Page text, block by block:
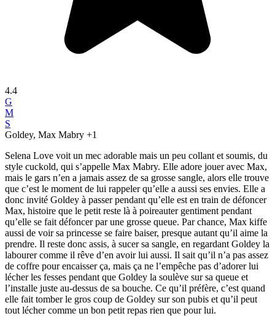
4.4
G
M
S
Goldey, Max Mabry +1
Selena Love voit un mec adorable mais un peu collant et soumis, du
style cuckold, qui s’appelle Max Mabry. Elle adore jouer avec Max,
mais le gars n’en a jamais assez de sa grosse sangle, alors elle trouve
que c’est le moment de lui rappeler qu’elle a aussi ses envies. Elle a
donc invité Goldey à passer pendant qu’elle est en train de défoncer
Max, histoire que le petit reste là à poireauter gentiment pendant
qu’elle se fait défoncer par une grosse queue. Par chance, Max kiffe
aussi de voir sa princesse se faire baiser, presque autant qu’il aime la
prendre. Il reste donc assis, à sucer sa sangle, en regardant Goldey la
labourer comme il rêve d’en avoir lui aussi. Il sait qu’il n’a pas assez
de coffre pour encaisser ça, mais ça ne l’empêche pas d’adorer lui
lécher les fesses pendant que Goldey la soulève sur sa queue et
l’installe juste au-dessus de sa bouche. Ce qu’il préfère, c’est quand
elle fait tomber le gros coup de Goldey sur son pubis et qu’il peut
tout lécher comme un bon petit repas rien que pour lui.